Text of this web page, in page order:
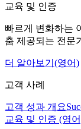
교육 및 인증
빠르게 변화하는
춤 제공되는 전문
더 알아보기(영어)
고객 사례
고객 성과 개요
교육 및 인증 (영